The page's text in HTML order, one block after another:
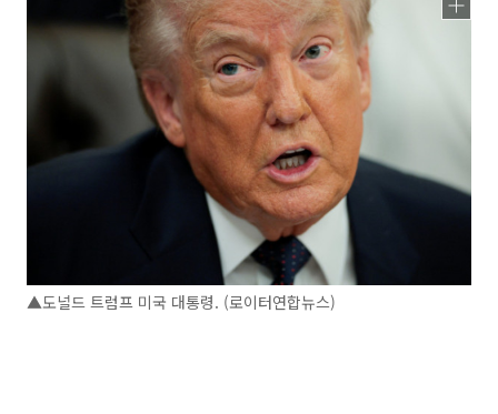
▲도널드 트럼프 미국 대통령. (로이터연합뉴스)